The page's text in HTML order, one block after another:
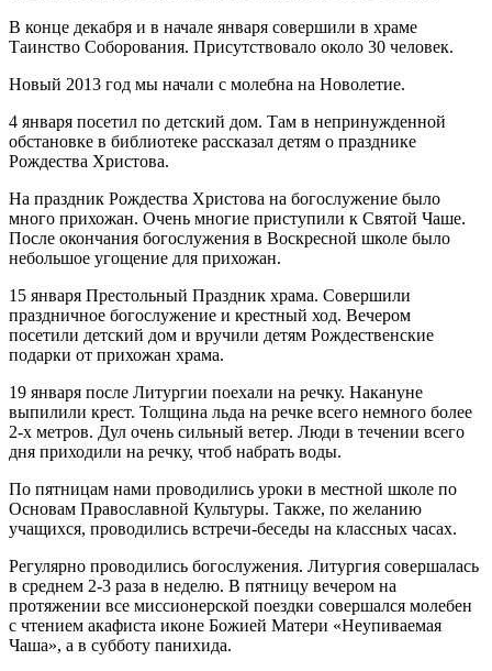
В конце декабря и в начале января совершили в храме
Таинство Соборования. Присутствовало около 30 человек.
Новый 2013 год мы начали с молебна на Новолетие.
4 января посетил по детский дом. Там в непринужденной
обстановке в библиотеке рассказал детям о празднике
Рождества Христова.
На праздник Рождества Христова на богослужение было
много прихожан. Очень многие приступили к Святой Чаше.
После окончания богослужения в Воскресной школе было
небольшое угощение для прихожан.
15 января Престольный Праздник храма. Совершили
праздничное богослужение и крестный ход. Вечером
посетили детский дом и вручили детям Рождественские
подарки от прихожан храма.
19 января после Литургии поехали на речку. Накануне
выпилили крест. Толщина льда на речке всего немного более
2-х метров. Дул очень сильный ветер. Люди в течении всего
дня приходили на речку, чтоб набрать воды.
По пятницам нами проводились уроки в местной школе по
Основам Православной Культуры. Также, по желанию
учащихся, проводились встречи-беседы на классных часах.
Регулярно проводились богослужения. Литургия совершалась
в среднем 2-3 раза в неделю. В пятницу вечером на
протяжении все миссионерской поездки совершался молебен
с чтением акафиста иконе Божией Матери «Неупиваемая
Чаша», а в субботу панихида.